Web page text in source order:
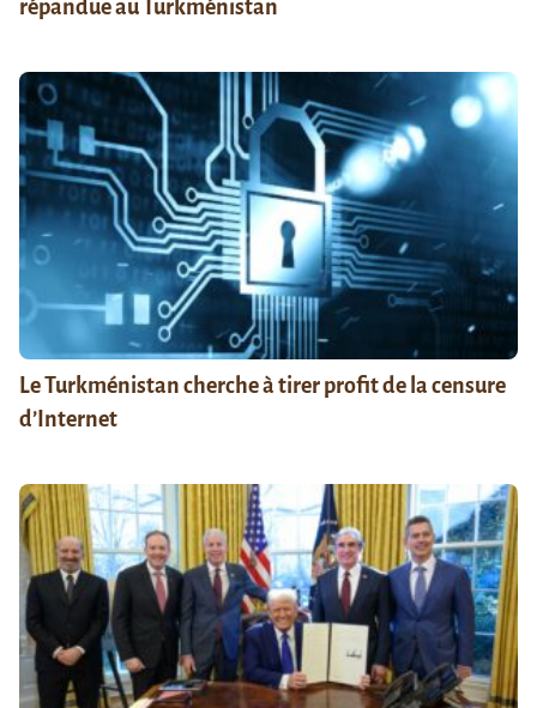
répandue au Turkménistan
Le Turkménistan cherche à tirer profit de la censure
d’Internet